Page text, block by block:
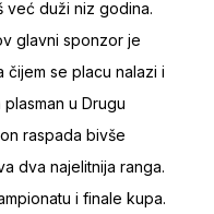
već duži niz godina.
glavni sponzor je
čijem se placu nalazi i
u Drugu
raspada bivše
dva najelitnija ranga.
i finale kupa.